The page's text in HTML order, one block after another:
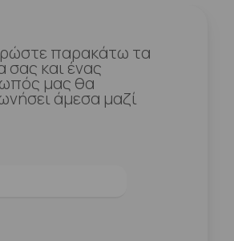
παρακάτω τα
σας και ένας
μας θα
άμεσα μαζί